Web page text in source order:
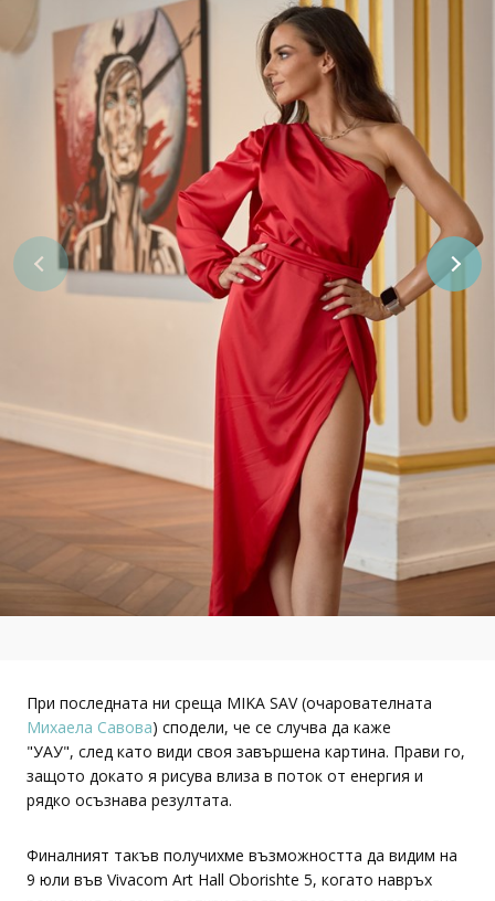
При последната ни среща MIKA SAV (очарователната
Михаела Савова) сподели, че се случва да каже
"УАУ", след като види своя завършена картина. Прави го,
защото докато я рисува влиза в поток от енергия и
рядко осъзнава резултата.
Финалният такъв получихме възможността да видим на
9 юли във Vivacom Art Hall Oborishte 5, когато навръх